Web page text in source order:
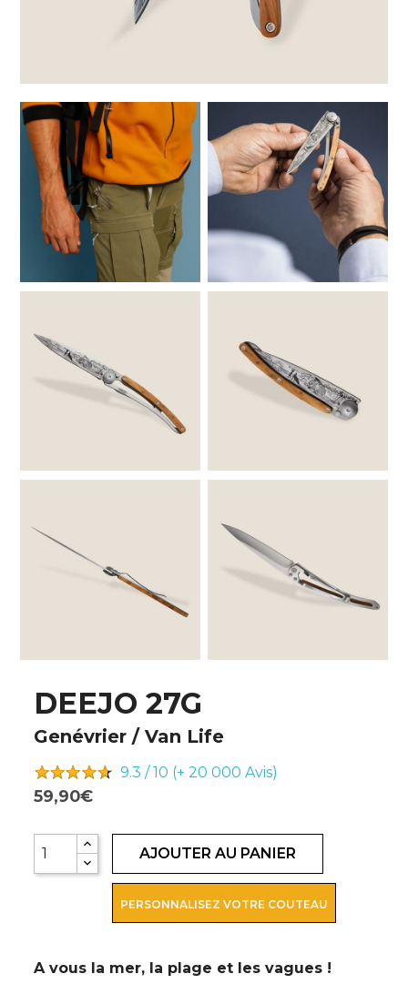
DEEJO 27G
Genévrier / Van Life
9.3 / 10 (+ 20 000 Avis)
59,90€
AJOUTER AU PANIER
PERSONNALISEZ VOTRE COUTEAU
A vous la mer, la plage et les vagues !